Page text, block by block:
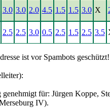
3.0 3.0 2.0 4.5 1.5 1.5 3.0 X
2.5 2.5 3.0 0.5 2.5 1.5 2.5 3.5
ist vor Spambots
für: Jürgen Koppe,
IV).